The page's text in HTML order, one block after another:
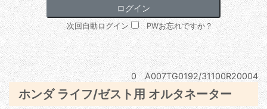
次回自動ログイン PWお忘れですか？
0 A007TG0192/31100R20004
ホンダ ライフ/ゼスト用 オルタネーター